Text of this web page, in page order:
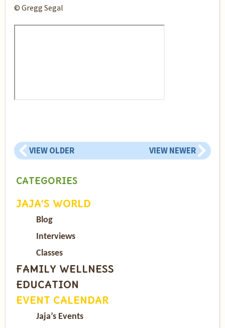
© Gregg Segal
VIEW OLDER VIEW NEWER
CATEGORIES
JAJA’S WORLD
Blog
Interviews
Classes
FAMILY WELLNESS
EDUCATION
EVENT CALENDAR
Jaja’s Events